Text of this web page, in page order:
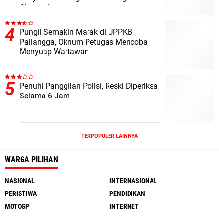
Oknum Anggota
Pungli Semakin Marak di UPPKB
Pallangga, Oknum Petugas Mencoba
Menyuap Wartawan
Penuhi Panggilan Polisi, Reski Diperiksa
Selama 6 Jam
TERPOPULER LAINNYA
WARGA PILIHAN
NASIONAL
INTERNASIONAL
PERISTIWA
PENDIDIKAN
MOTOGP
INTERNET